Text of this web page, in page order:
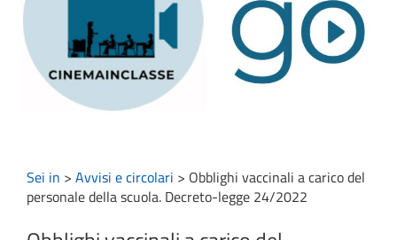
Sei in > Avvisi e circolari > Obblighi vaccinali a carico del
personale della scuola. Decreto-legge 24/2022